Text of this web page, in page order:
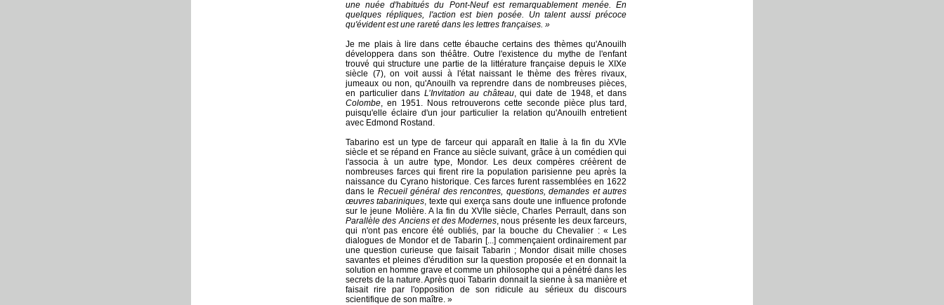
une nuée d'habitués du Pont-Neuf est remarquablement menée. En
quelques répliques, l'action est bien posée. Un talent aussi précoce
qu'évident est une rareté dans les lettres françaises. »
Je me plais à lire dans cette ébauche certains des thèmes qu'Anouilh
développera dans son théâtre. Outre l'existence du mythe de l'enfant
trouvé qui structure une partie de la littérature française depuis le XIXe
siècle (7), on voit aussi à l'état naissant le thème des frères rivaux,
jumeaux ou non, qu'Anouilh va reprendre dans de nombreuses pièces,
en particulier dansL’Invitation au château, qui date de 1948, et dans
Colombe, en 1951. Nous retrouverons cette seconde pièce plus tard,
puisqu'elle éclaire d'un jour particulier la relation qu'Anouilh entretient
avec Edmond Rostand.
Tabarino est un type de farceur qui apparaît en Italie à la fin du XVIe
siècle et se répand en France au siècle suivant, grâce à un comédien qui
l'associa à un autre type, Mondor. Les deux compères créèrent de
nombreuses farces qui firent rire la population parisienne peu après la
naissance du Cyrano historique. Ces farces furent rassemblées en 1622
dans le Recueil général des rencontres, questions, demandes et autres
œuvres tabariniques, texte qui exerça sans doute une influence profonde
sur le jeune Molière. A la fin du XVIIe siècle, Charles Perrault, dans son
Parallèle des Anciens et des Modernes, nous présente les deux farceurs,
qui n'ont pas encore été oubliés, par la bouche du Chevalier : « Les
dialogues de Mondor et de Tabarin [...] commençaient ordinairement par
une question curieuse que faisait Tabarin ; Mondor disait mille choses
savantes et pleines d'érudition sur la question proposée et en donnait la
solution en homme grave et comme un philosophe qui a pénétré dans les
secrets de la nature. Après quoi Tabarin donnait la sienne à sa manière et
faisait rire par l'opposition de son ridicule au sérieux du discours
scientifique de son maître. »